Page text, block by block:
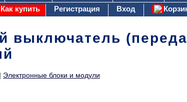
Как купить
Регистрация Вход
выключатель
| Электронные блоки и модули